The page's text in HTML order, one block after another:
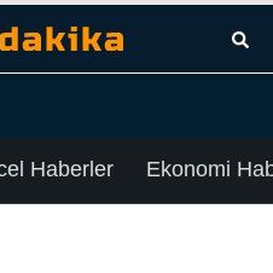
Haberler Ekonomi